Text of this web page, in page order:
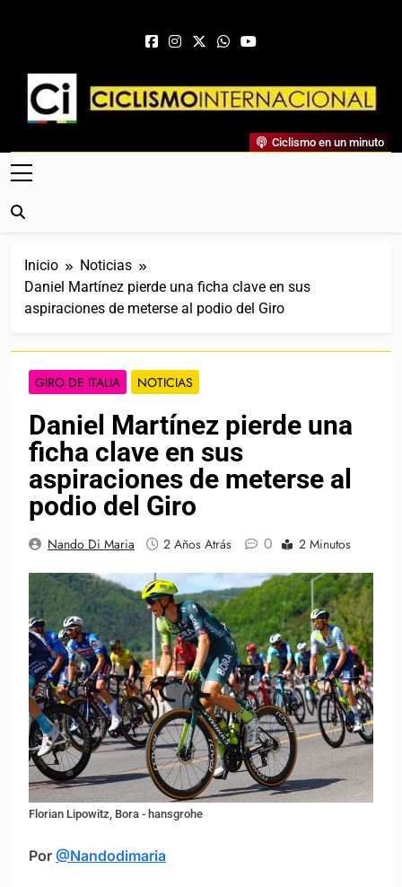
Ciclismo Internacional
Web Dedicada Al Ciclismo Mundial. Entrevistas, Análisis,
Crónicas, Previas Y Más. La Web Ciclista De Referencia.
Ciclismo en un minuto
Inicio
Noticias
Daniel Martínez pierde una ficha clave en sus
aspiraciones de meterse al podio del Giro
GIRO DE ITALIA NOTICIAS
Daniel Martínez pierde una
ficha clave en sus
aspiraciones de meterse al
podio del Giro
Nando Di Maria 2 Años Atrás 0 2 Minutos
Florian Lipowitz, Bora - hansgrohe
Por @Nandodimaria